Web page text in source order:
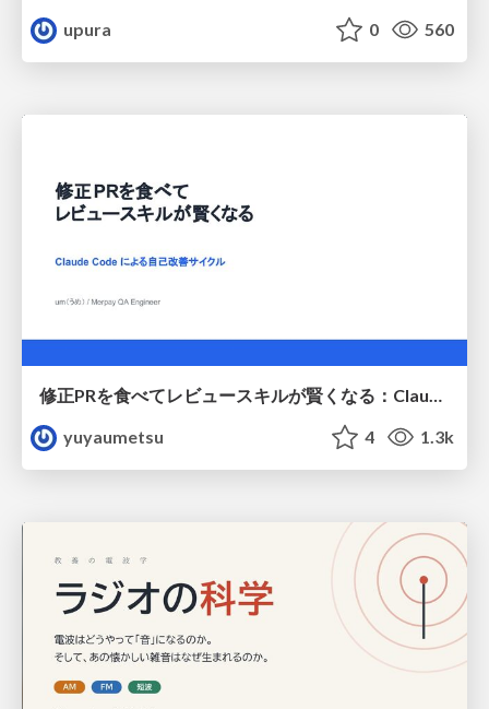
upura
0 560
yuyaumetsu
4 1.3k